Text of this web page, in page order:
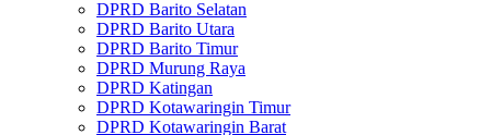
DPRD Barito Selatan
DPRD Barito Utara
DPRD Barito Timur
DPRD Murung Raya
DPRD Katingan
DPRD Kotawaringin Timur
DPRD Kotawaringin Barat